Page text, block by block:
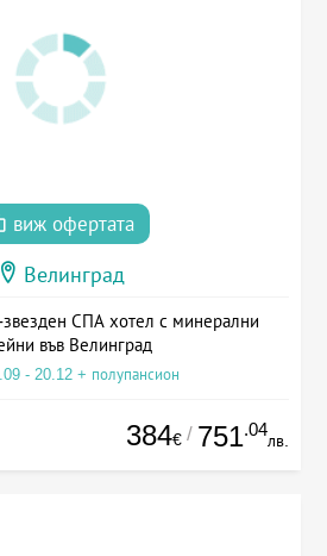
виж офертата
Велинград
СПА хотел с минерални
във Велинград
- 20.12 + полупансион
384€ / 751.04
лв.